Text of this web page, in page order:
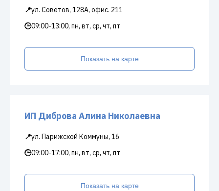
📍ул. Советов, 128А, офис. 211
🕒09:00-13:00, пн, вт, ср, чт, пт
Показать на карте
ИП Диброва Алина Николаевна
📍ул. Парижской Коммуны, 16
🕒09:00-17:00, пн, вт, ср, чт, пт
Показать на карте